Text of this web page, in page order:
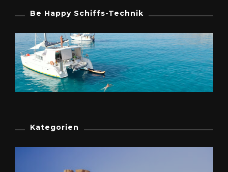
Be Happy Schiffs-Technik
Kategorien